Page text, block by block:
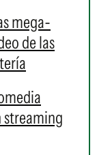
mega-
de las
streaming